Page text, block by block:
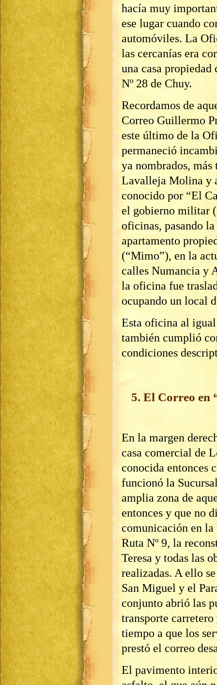
hacía muy
ese lugar cuando
automóviles. La
las cercanías era
una casa propiedad
Nº 28 de Chuy.
Recordamos de
Correo Guillermo
este último de la
permaneció
ya nombrados,
Lavalleja Molina y
conocido por “El
el gobierno militar
oficinas, pasando
apartamento
(“Mimo”), en la
calles Numancia y
la oficina fue
ocupando un local
Esta oficina al
también cumplió
condiciones
5. El Correo en
En la margen
casa comercial de
conocida entonces
funcionó la
amplia zona de
entonces y que no
comunicación en la
Ruta Nº 9, la
Teresa y todas las
realizadas. A ello
San Miguel y el
conjunto abrió las
transporte
tiempo a que los
prestó el correo
El pavimento